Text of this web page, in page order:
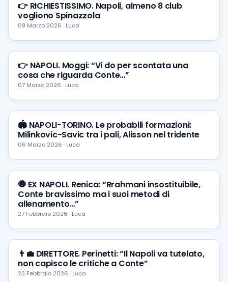
👉 RICHIESTISSIMO. Napoli, almeno 8 club
vogliono Spinazzola
09 Marzo 2026 · Luca
👉 NAPOLI. Moggi: “Vi do per scontata una
cosa che riguarda Conte…”
07 Marzo 2026 · Luca
🏟 NAPOLI-TORINO. Le probabili formazioni:
Milinkovic-Savic tra i pali, Alisson nel tridente
06 Marzo 2026 · Luca
🧿 EX NAPOLI. Renica: “Rrahmani insostituibile,
Conte bravissimo ma i suoi metodi di
allenamento…”
27 Febbraio 2026 · Luca
👨‍💼 DIRETTORE. Perinetti: “Il Napoli va tutelato,
non capisco le critiche a Conte”
23 Febbraio 2026 · Luca